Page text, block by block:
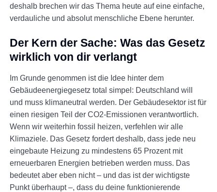
deshalb brechen wir das Thema heute auf eine einfache,
verdauliche und absolut menschliche Ebene herunter.
Der Kern der Sache: Was das Gesetz
wirklich von dir verlangt
Im Grunde genommen ist die Idee hinter dem
Gebäudeenergiegesetz total simpel: Deutschland will
und muss klimaneutral werden. Der Gebäudesektor ist für
einen riesigen Teil der CO2-Emissionen verantwortlich.
Wenn wir weiterhin fossil heizen, verfehlen wir alle
Klimaziele. Das Gesetz fordert deshalb, dass jede neu
eingebaute Heizung zu mindestens 65 Prozent mit
erneuerbaren Energien betrieben werden muss. Das
bedeutet aber eben nicht – und das ist der wichtigste
Punkt überhaupt –, dass du deine funktionierende